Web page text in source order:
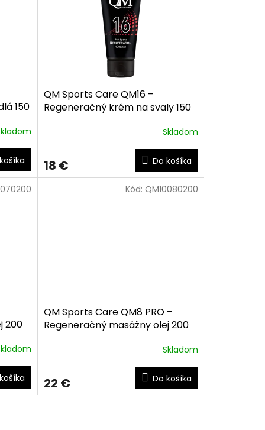
150
QM Sports Care QM16 –
Regeneračný krém na svaly 150
Skladom
18 € Do košíka
200
QM Sports Care QM8 PRO –
Regeneračný masážny olej 200
Skladom
22 € Do košíka
Kód: QM10080200